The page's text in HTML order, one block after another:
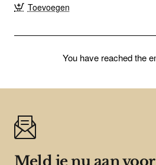
Toevoegen
You have reached the
Meld je nu aan